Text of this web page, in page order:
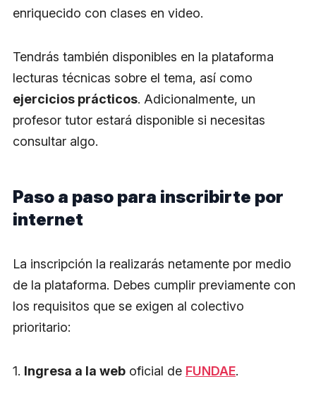
enriquecido con clases en video.
Tendrás también disponibles en la plataforma
lecturas técnicas sobre el tema, así como
ejercicios prácticos. Adicionalmente, un
profesor tutor estará disponible si necesitas
consultar algo.
Paso a paso para inscribirte por
internet
La inscripción la realizarás netamente por medio
de la plataforma. Debes cumplir previamente con
los requisitos que se exigen al colectivo
prioritario:
1. Ingresa a la web oficial de FUNDAE.